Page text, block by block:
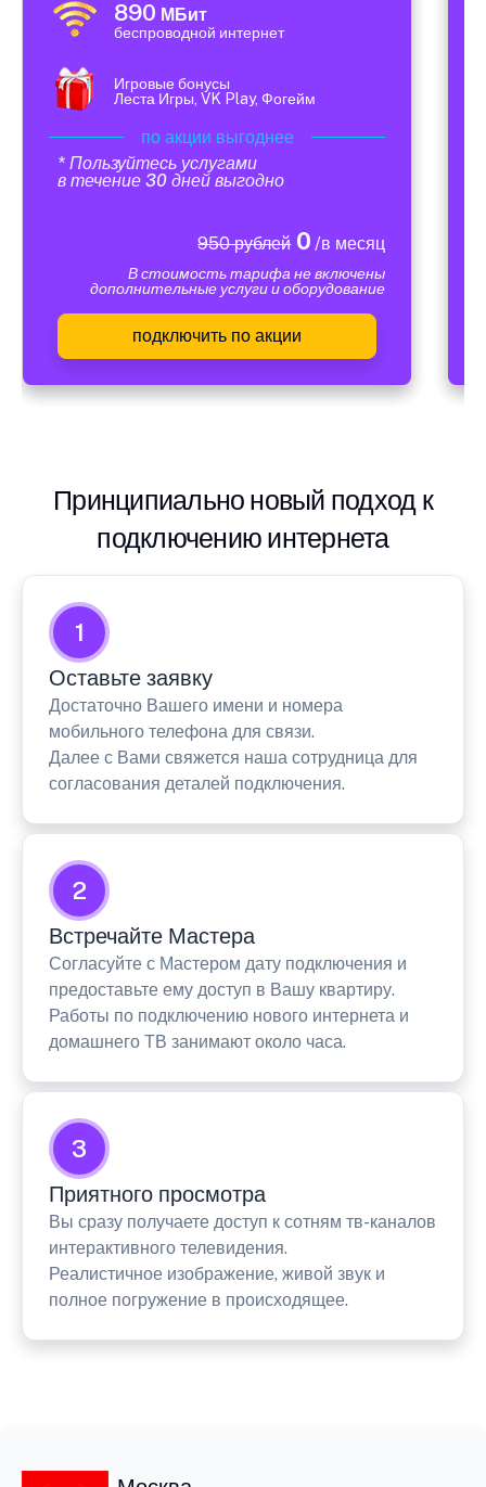
890 МБит
беспроводной интернет
Игровые бонусы
Леста Игры, VK Play, Фогейм
по акции выгоднее
* Пользуйтесь услугами
в течение 30 дней выгодно
950 рублей0 /в месяц
В стоимость тарифа не включены
дополнительные услуги и оборудование
подключить по акции
Принципиально новый подход к
подключению интернета
1
Оставьте заявку
Достаточно Вашего имени и номера
мобильного телефона для связи.
Далее с Вами свяжется наша сотрудница для
согласования деталей подключения.
2
Встречайте Мастера
Согласуйте с Мастером дату подключения и
предоставьте ему доступ в Вашу квартиру.
Работы по подключению нового интернета и
домашнего ТВ занимают около часа.
3
Приятного просмотра
Вы сразу получаете доступ к сотням тв-каналов
интерактивного телевидения.
Реалистичное изображение, живой звук и
полное погружение в происходящее.